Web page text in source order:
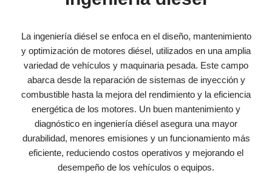
La ingeniería diésel se enfoca en el diseño, mantenimiento
y optimización de motores diésel, utilizados en una amplia
variedad de vehículos y maquinaria pesada. Este campo
abarca desde la reparación de sistemas de inyección y
combustible hasta la mejora del rendimiento y la eficiencia
energética de los motores. Un buen mantenimiento y
diagnóstico en ingeniería diésel asegura una mayor
durabilidad, menores emisiones y un funcionamiento más
eficiente, reduciendo costos operativos y mejorando el
desempeño de los vehículos o equipos.